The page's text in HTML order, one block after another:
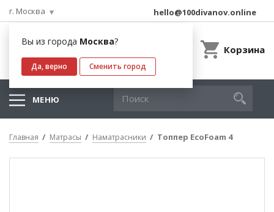
г. Москва
Вы из города Москва?
Да, верно Сменить город
hello@100divanov.online
Корзина
МЕНЮ
Главная Матрасы Наматрасники Топпер EcoFoam 4